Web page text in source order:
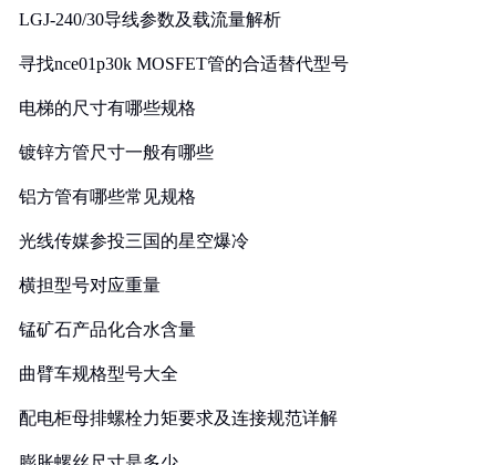
LGJ-240/30导线参数及载流量解析
寻找nce01p30k MOSFET管的合适替代型号
电梯的尺寸有哪些规格
镀锌方管尺寸一般有哪些
铝方管有哪些常见规格
光线传媒参投三国的星空爆冷
横担型号对应重量
锰矿石产品化合水含量
曲臂车规格型号大全
配电柜母排螺栓力矩要求及连接规范详解